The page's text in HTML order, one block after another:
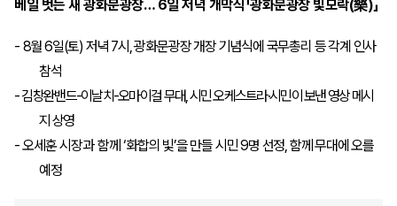
베일 벗는 새 광화문광장… 6일 저녁 개막식「광화문광장 빛모락(樂)」
- 8월6일(토) 저녁 7시 ,광화문광장 개장 기념식에 국무총리 등 각계 인사
참석
-김창완밴드-이날치-오마이걸 무대,시민 오케스트라·시민이 보낸 영상 메시
지 상영
-오세훈 시장과 함께‘화합의 빛’을 만들 시민9명 선정,함께 무대에 오를
예정